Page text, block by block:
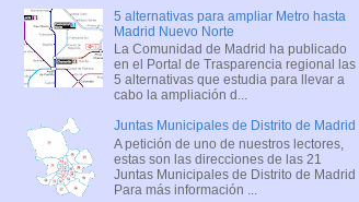
5 alternativas para ampliar Metro hasta
Madrid Nuevo Norte
La Comunidad de Madrid ha publicado
en el Portal de Trasparencia regional las
5 alternativas que estudia para llevar a
cabo la ampliación d...
Juntas Municipales de Distrito de Madrid
A petición de uno de nuestros lectores,
estas son las direcciones de las 21
Juntas Municipales de Distrito de Madrid .
Para más información ...